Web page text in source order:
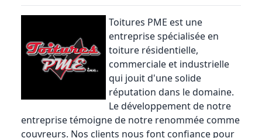
Toitures PME est une
entreprise spécialisée en
toiture résidentielle,
commerciale et industrielle
qui jouit d'une solide
réputation dans le domaine.
Le développement de notre
entreprise témoigne de notre renommée comme
couvreurs. Nos clients nous font confiance pour